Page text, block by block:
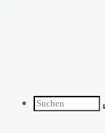
Suchen